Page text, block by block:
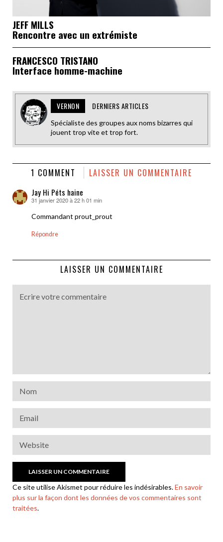
JEFF MILLS
Rencontre avec un extrémiste
FRANCESCO TRISTANO
Interface homme-machine
VERNON DERNIERS ARTICLES
Spécialiste des groupes aux noms bizarres qui
jouent trop vite et trop fort.
1 COMMENT LAISSER UN COMMENTAIRE
Jay Hi Péts haine
dit :
31 janvier 2020 à 22 h 01 min
Commandant prout_prout
Répondre
LAISSER UN COMMENTAIRE
Ce site utilise Akismet pour réduire les indésirables.En savoir
plus sur la façon dont les données de vos commentaires sont
traitées.